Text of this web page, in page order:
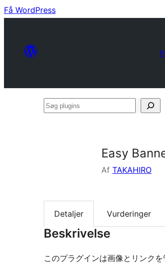
Få WordPress
Søg
Easy
Af TAKAHIRO
Detaljer Vurderinger
Beskrivelse
このプラグインは画像とリンク